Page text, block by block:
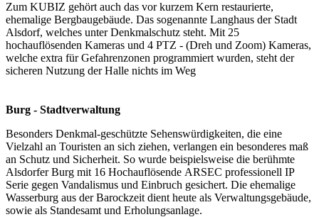
Zum KUBIZ gehört auch das vor kurzem Kern restaurierte,
ehemalige Bergbaugebäude. Das sogenannte Langhaus der Stadt
Alsdorf, welches unter Denkmalschutz steht. Mit 25
hochauflösenden Kameras und 4 PTZ - (Dreh und Zoom) Kameras,
welche extra für Gefahrenzonen programmiert wurden, steht der
sicheren Nutzung der Halle nichts im Weg
Burg - Stadtverwaltung
Besonders Denkmal-geschützte Sehenswürdigkeiten, die eine
Vielzahl an Touristen an sich ziehen, verlangen ein besonderes maß
an Schutz und Sicherheit. So wurde beispielsweise die berühmte
Alsdorfer Burg mit 16 Hochauflösende ARSEC professionell IP
Serie gegen Vandalismus und Einbruch gesichert. Die ehemalige
Wasserburg aus der Barockzeit dient heute als Verwaltungsgebäude,
sowie als Standesamt und Erholungsanlage.